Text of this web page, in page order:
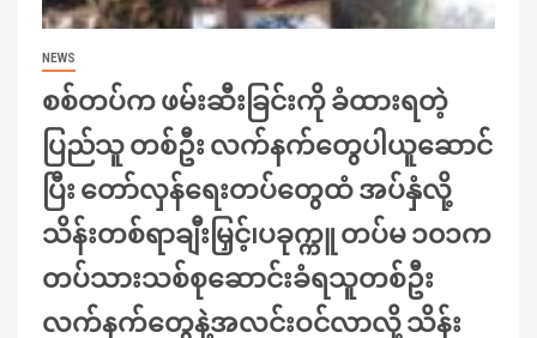
NEWS
စစ်တပ်က ဖမ်းဆီးခြင်းကို ခံထားရတဲ့
ပြည်သူ တစ်ဦး လက်နက်တွေပါယူဆောင်
ပြီး တော်လှန်ရေးတပ်တွေထံ အပ်နှံလို့
သိန်းတစ်ရာချီးမြှင့်၊ပခုက္ကူ တပ်မ ၁၀၁က
တပ်သားသစ်စုဆောင်းခံရသူတစ်ဦး
လက်နက်တွေနဲ့အလင်းဝင်လာလို့ သိန်း